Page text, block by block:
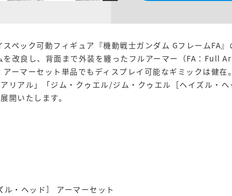
ペック可動フィギュア『機動戦士ガンダム GフレームFA』
改良し、背面まで外装を纏ったフルアーマー（FA：Full
ーマーセット単品でもディスプレイ可能なギミックは健在
リアル」「ジム・クゥエル/ジム・クゥエル［ヘイズル・ヘ
開いたします。
・ヘッド］ アーマーセット